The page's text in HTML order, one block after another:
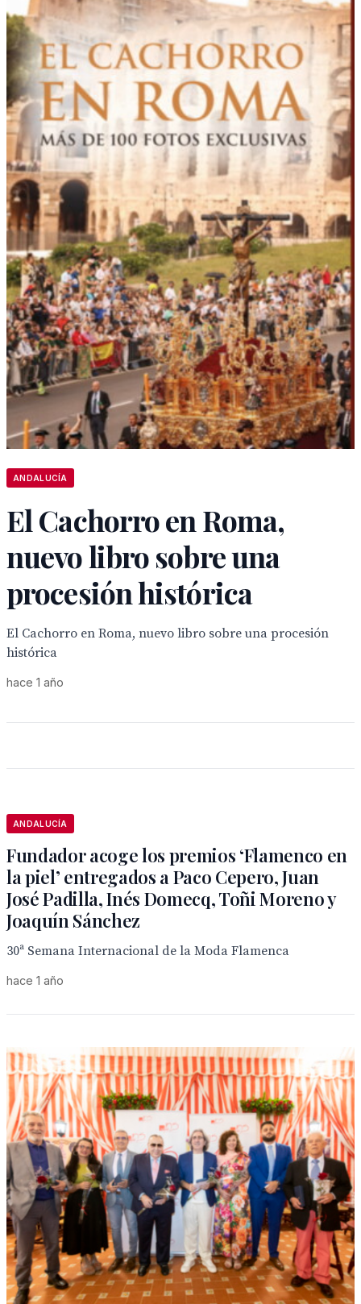
ANDALUCÍA
El Cachorro en Roma,
nuevo libro sobre una
procesión histórica
El Cachorro en Roma, nuevo libro sobre una procesión
histórica
hace 1 año
ANDALUCÍA
Fundador acoge los premios ‘Flamenco en
la piel’ entregados a Paco Cepero, Juan
José Padilla, Inés Domecq, Toñi Moreno y
Joaquín Sánchez
30ª Semana Internacional de la Moda Flamenca
hace 1 año